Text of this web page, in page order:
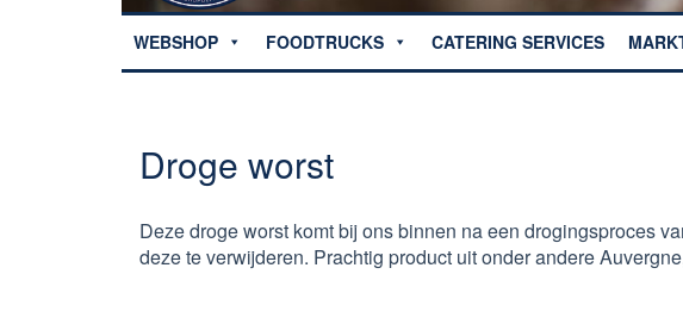
WEBSHOP FOODTRUCKS CATERING SERVICES
Droge worst
Deze droge worst komt bij ons binnen na een drogingsproces
deze te verwijderen. Prachtig product uit onder andere